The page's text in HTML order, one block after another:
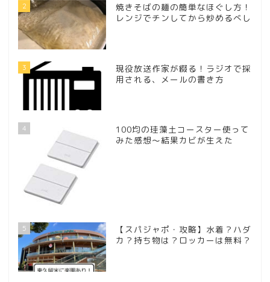
2
焼きそばの麺の簡単なほぐし方！
レンジでチンしてから炒めるべし
3
現役放送作家が綴る！ラジオで採
用される、メールの書き方
4
100均の珪藻土コースター使って
みた感想～結果カビが生えた
5
【スパジャポ・攻略】水着？ハダ
カ？持ち物は？ロッカーは無料？